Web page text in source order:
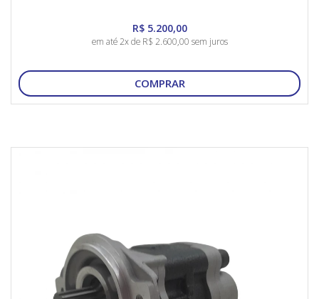
R$ 5.200,00
em até 2x de R$ 2.600,00 sem juros
COMPRAR